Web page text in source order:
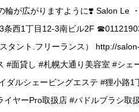
輪が広がりますように❣️ Salon Le
条西1丁目12-3南ビル2F
タント.フリーランス） http://
#面貸し #札幌大通り美容室 #シェ
ダルシェービングエステ #狸小路1
イヤーPro取扱店 #パドルブラシ取